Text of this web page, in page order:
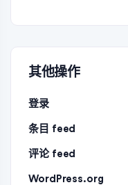
其他操作
登录
条目 feed
评论 feed
WordPress.org